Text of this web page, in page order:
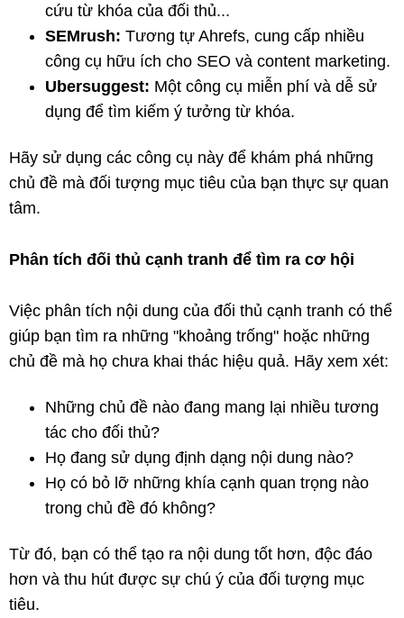
cứu từ khóa của đối thủ...
SEMrush: Tương tự Ahrefs, cung cấp nhiều
công cụ hữu ích cho SEO và content marketing.
Ubersuggest: Một công cụ miễn phí và dễ sử
dụng để tìm kiếm ý tưởng từ khóa.
Hãy sử dụng các công cụ này để khám phá những
chủ đề mà đối tượng mục tiêu của bạn thực sự quan
tâm.
Phân tích đối thủ cạnh tranh để tìm ra cơ hội
Việc phân tích nội dung của đối thủ cạnh tranh có thể
giúp bạn tìm ra những "khoảng trống" hoặc những
chủ đề mà họ chưa khai thác hiệu quả. Hãy xem xét:
Những chủ đề nào đang mang lại nhiều tương
tác cho đối thủ?
Họ đang sử dụng định dạng nội dung nào?
Họ có bỏ lỡ những khía cạnh quan trọng nào
trong chủ đề đó không?
Từ đó, bạn có thể tạo ra nội dung tốt hơn, độc đáo
hơn và thu hút được sự chú ý của đối tượng mục
tiêu.